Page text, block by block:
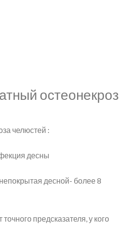
остеонекроз
челюстей :
десны
десной- более 8
предсказателя, у кого